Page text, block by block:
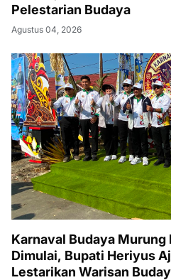
Pelestarian Budaya
Agustus 04, 2026
Karnaval Budaya Murung
Dimulai, Bupati Heriyus
Lestarikan Warisan